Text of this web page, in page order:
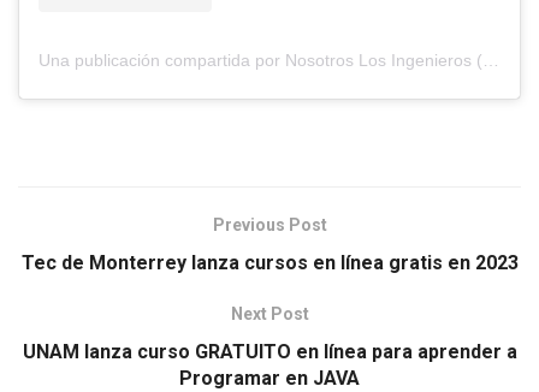
Una publicación compartida por Nosotros Los Ingenieros (@nosotros.los.ingenieros)
Previous Post
Tec de Monterrey lanza cursos en línea gratis en 2023
Next Post
UNAM lanza curso GRATUITO en línea para aprender a
Programar en JAVA